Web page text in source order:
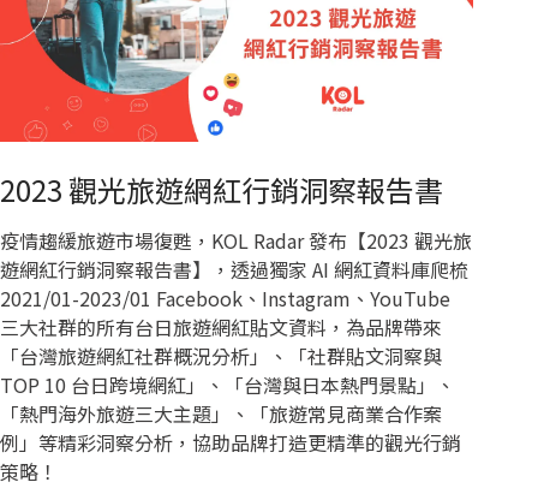
2023 觀光旅遊網紅行銷洞察報告書
疫情趨緩旅遊市場復甦，KOL Radar 發布【2023 觀光旅
遊網紅行銷洞察報告書】，透過獨家 AI 網紅資料庫爬梳
2021/01-2023/01 Facebook、Instagram、YouTube
三大社群的所有台日旅遊網紅貼文資料，為品牌帶來
「台灣旅遊網紅社群概況分析」、「社群貼文洞察與
TOP 10 台日跨境網紅」、「台灣與日本熱門景點」、
「熱門海外旅遊三大主題」、「旅遊常見商業合作案
例」等精彩洞察分析，協助品牌打造更精準的觀光行銷
策略！